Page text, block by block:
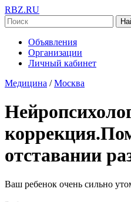
RBZ.RU
Объявления
Организации
Личный кабинет
Медицина / Москва
отставании
Ваш ребенок очень сильно